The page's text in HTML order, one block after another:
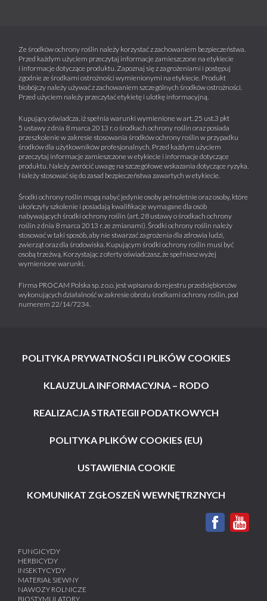
Ze środków ochrony roślin należy korzystać z zachowaniem bezpieczeństwa.
Przed każdym użyciem przeczytaj informacje zamieszczone na etykiecie
i informacje dotyczące produktu. Zapoznaj się z zagrożeniami i postępuj
zgodnie ze środkami ostrożności wymienionymi na etykiecie. Produkt
biobójczy należy używać z zachowaniem szczególnych środków ostrożności.
Przed użyciem należy przeczytać etykietę i ulotkę informacyjną.
Kupujący oświadcza, iż spełnia warunki wymienione w art. 25 ust.3 pkt
5 ustawy z dnia 8 marca 2013 r. o środkach ochrony roślin oraz posiada
przeszkolenie w zakresie stosowania środków ochrony roślin w przypadku
środków dla użytkowników profesjonalnych. Przed każdym użyciem
przeczytaj informacje zamieszczone w etykiecie i informacje dotyczące
produktu. Należy zwrócić uwagę na szczegółowe wskazania dotyczące ryzyka.
Należy stosować się do zasad bezpieczeństwa zawartych w etykiecie.
Środki ochrony roślin mogą nabyć jedynie osoby pełnoletnie oraz osoby, które
ukończyły szkolenie i posiadają kwalifikacje wymagane dla osób
nabywających środki ochrony roślin (art. 28 ustawy o środkach ochrony
roślin z dnia 8 marca 2013 r. ze zmianami). Środki ochrony roślin należy
stosować w taki sposób, aby nie stwarzać zagrożenia dla zdrowia ludzi,
zwierząt oraz dla środowiska. Kupującym środki ochrony roślin musi być
osobą trzeźwą. Korzystając z oferty oświadczasz, że spełniasz wyżej
wymienione warunki.
Firma PROCAM Polska sp. z o.o. jest wpisana do rejestru przedsiębiorców
wykonujących działalność w zakresie obrotu środkami ochrony roślin, pod
numerem 22/14/7234.
POLITYKA PRYWATNOŚCI I PLIKÓW COOKIES
KLAUZULA INFORMACYJNA – RODO
REALIZACJA STRATEGII PODATKOWYCH
POLITYKA PLIKÓW COOKIES (EU)
USTAWIENIA COOKIE
KOMUNIKAT ZGŁOSZEŃ WEWNĘTRZNYCH
FUNGICYDY
HERBICYDY
INSEKTYCYDY
MATERIAŁ SIEWNY
NAWOZY ROLNICZE
BIOSTYMULATORY